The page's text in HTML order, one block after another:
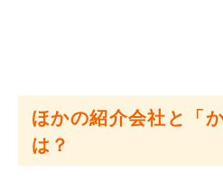
ほかの紹介会社と「
は？